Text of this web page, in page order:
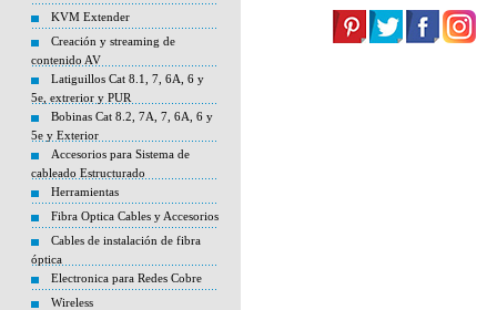
KVM Extender
Creación y streaming de
contenido AV
Latiguillos Cat 8.1, 7, 6A, 6 y
5e, extrerior y PUR
Bobinas Cat 8.2, 7A, 7, 6A, 6 y
5e y Exterior
Accesorios para Sistema de
cableado Estructurado
Herramientas
Fibra Optica Cables y Accesorios
Cables de instalación de fibra
óptica
Electronica para Redes Cobre
Wireless